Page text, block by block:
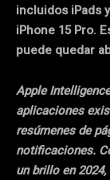
incluidos iPads
iPhone 15 Pro.
puede quedar
Apple
aplicaciones
resúmenes de
notificaciones.
un brillo en